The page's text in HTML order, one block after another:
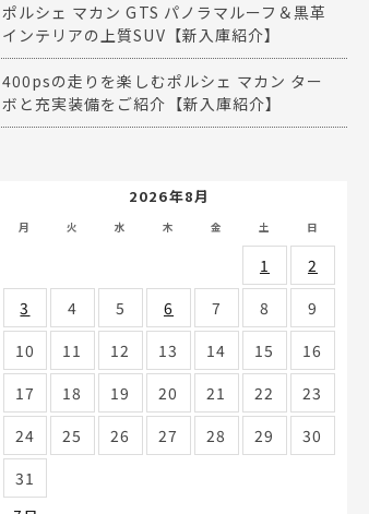
ポルシェ マカン GTS パノラマルーフ＆黒革
インテリアの上質SUV【新入庫紹介】
400psの走りを楽しむポルシェ マカン ター
ボと充実装備をご紹介【新入庫紹介】
2026年8月
月 火 水 木 金 土 日
1
2
3
4 5 6 7 8
9
10
11 12 13 14 15
16
17
18 19 20 21 22
23
24
25 26 27 28 29
30
31